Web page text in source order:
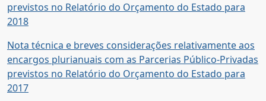
previstos no Relatório do Orçamento do Estado para
2018
Nota técnica e breves considerações relativamente aos
encargos plurianuais com as Parcerias Público-Privadas
previstos no Relatório do Orçamento do Estado para
2017